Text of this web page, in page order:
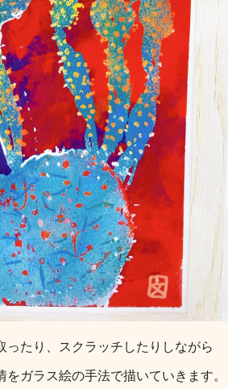
ったり、スクラッチしたりしながら
ガラス絵の手法で描いていきます。